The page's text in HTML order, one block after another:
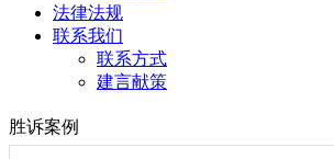
法律法规
联系我们
联系方式
建言献策
胜诉案例